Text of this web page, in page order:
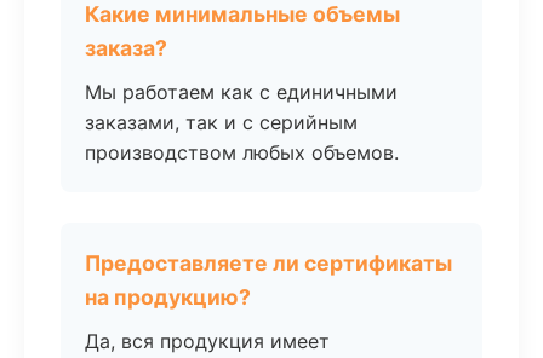
Какие минимальные объемы
заказа?
Мы работаем как с единичными
заказами, так и с серийным
производством любых объемов.
Предоставляете ли сертификаты
на продукцию?
Да, вся продукция имеет